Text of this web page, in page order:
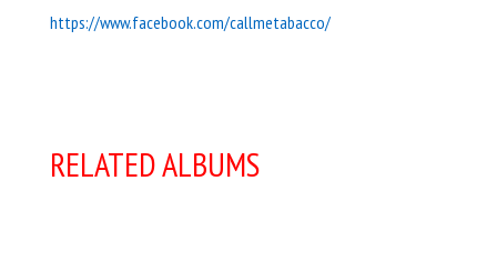
https://www.facebook.com/callmetabacco/
RELATED ALBUMS